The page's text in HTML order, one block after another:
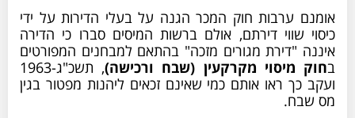
אומנם ערבות חוק המכר הגנה על בעלי הדירות על ידי
כיסוי שווי דירתם, אולם ברשות המיסים סברו כי הדירה
איננה "דירת מגורים מזכה" בהתאם למבחנים המפורטים
בחוק מיסוי מקרקעין (שבח ורכישה)
, תשכ"ג-1963
ועקב כך ראו אותם כמי שאינם זכאים ליהנות מפטור בגין
מס שבח.